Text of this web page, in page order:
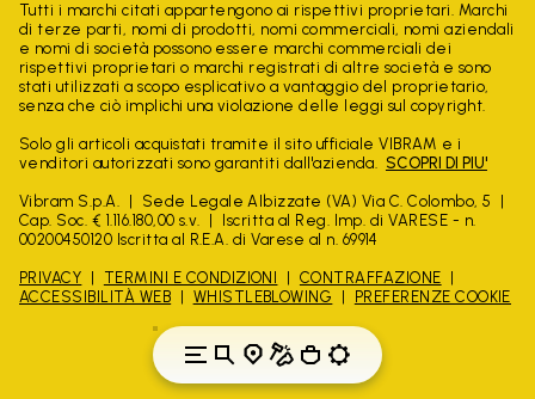
Tutti i marchi citati appartengono ai rispettivi proprietari. Marchi
di terze parti, nomi di prodotti, nomi commerciali, nomi aziendali
e nomi di società possono essere marchi commerciali dei
rispettivi proprietari o marchi registrati di altre società e sono
stati utilizzati a scopo esplicativo a vantaggio del proprietario,
senza che ciò implichi una violazione delle leggi sul copyright.
Solo gli articoli acquistati tramite il sito ufficiale VIBRAM e i
venditori autorizzati sono garantiti dall'azienda. SCOPRI DI PIU'
Vibram S.p.A.
Sede Legale Albizzate (VA) Via C. Colombo, 5
Cap. Soc. € 1.116.180,00 s.v.
Iscritta al Reg. Imp. di VARESE - n.
00200450120 Iscritta al R.E.A. di Varese al n. 69914
PRIVACY TERMINI E CONDIZIONI
CONTRAFFAZIONE
ACCESSIBILITÀ WEB
WHISTLEBLOWING PREFERENZE COOKIE